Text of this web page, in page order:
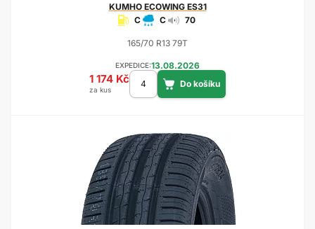
KUMHOECOWING ES31
C
C 70
165/70 R13 79T
EXPEDICE:13.08.2026
1 174 Kč
za kus